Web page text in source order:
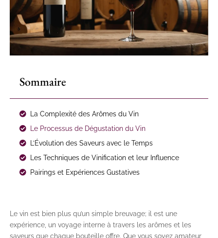
Sommaire
La Complexité des Arômes du Vin
Le Processus de Dégustation du Vin
L’Évolution des Saveurs avec le Temps
Les Techniques de Vinification et leur Influence
Pairings et Expériences Gustatives
Le vin est bien plus qu’un simple breuvage; il est une
expérience, un voyage interne à travers les arômes et les
saveurs que chaque bouteille offre. Que vous soyez amateur